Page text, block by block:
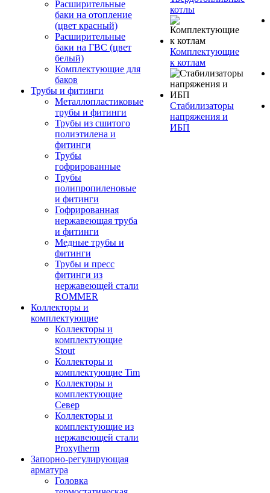
Расширительные
баки на отопление
(цвет красный)
Расширительные
баки на ГВС (цвет
белый)
Комплектующие для
баков
Трубы и фитинги
Металлопластиковые
трубы и фитинги
Трубы из сшитого
полиэтилена и
фитинги
Трубы
гофрированные
Трубы
полипропиленовые
и фитинги
Гофрированная
нержавеющая труба
и фитинги
Медные трубы и
фитинги
Трубы и пресс
фитинги из
нержавеющей стали
ROMMER
Коллекторы и
комплектующие
Коллекторы и
комплектующие
Stout
Коллекторы и
комплектующие Tim
Коллекторы и
комплектующие
Север
Коллекторы и
комплектующие из
нержавеющей стали
Proxytherm
Запорно-регулирующая
арматура
Головка
котлы
Комплектующие
к котлам
Стабилизаторы
напряжения и
ИБП